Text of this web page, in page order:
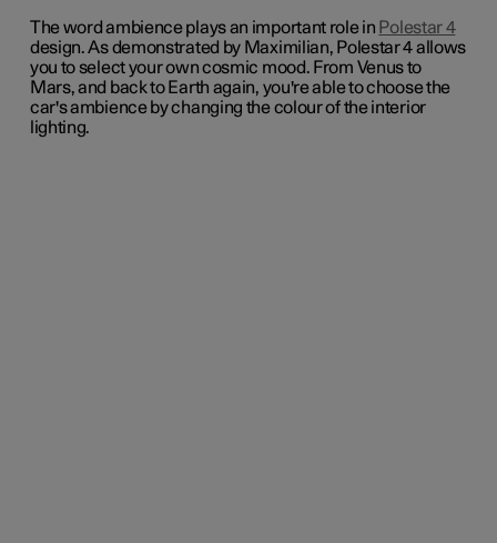
The wordambienceplays an important role in Polestar 4
design.As demonstrated by Maximilian, Polestar 4 allows
you to select your own cosmic mood. From Venus to
Mars, and back to Earth again, you're able to choose the
car's ambience by changing the colour of the interior
lighting.